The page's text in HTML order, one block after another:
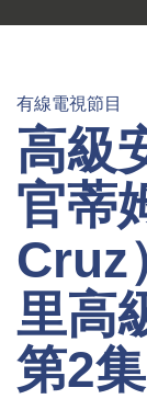
有線電視節目
高級
官蒂
Cruz
里高
第2集